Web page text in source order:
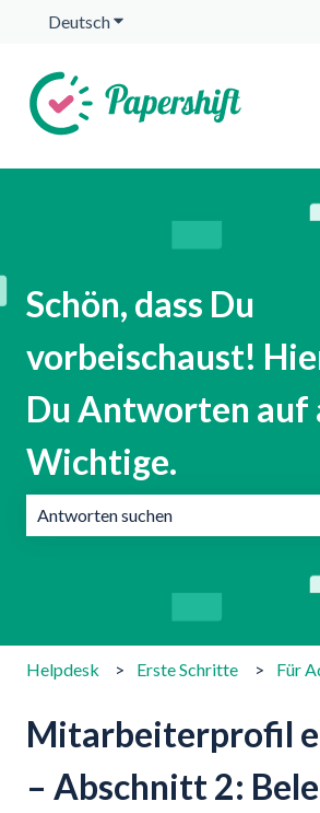
DeutschUntermenü für
Schön, dass Du
vorbeischaust!
Du Antworten auf
Wichtige.
Helpdesk Erste Schritte Für
Mitarbeiterprofil
– Abschnitt 2: